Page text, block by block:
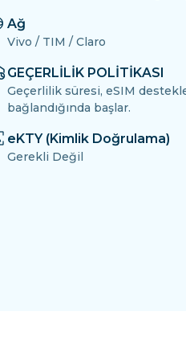
Ağ
Vivo / TIM / Claro
GEÇERLİLİK POLİTİKASI
Geçerlilik süresi, eSIM
bağlandığında başlar.
eKTY (Kimlik Doğrulama)
Gerekli Değil